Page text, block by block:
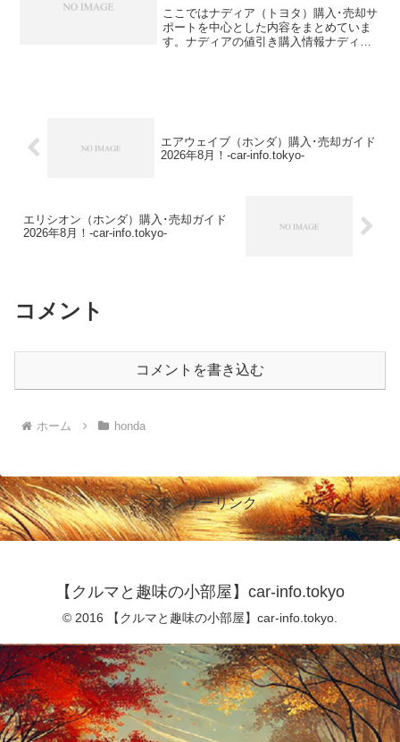
ここではナディア（トヨタ）購入･売却サ
ポートを中心とした内容をまとめていま
す。ナディアの値引き購入情報ナディア
エアウェイブ（ホンダ）購入･売却ガイド
2026年8月！-car-info.tokyo-
エリシオン（ホンダ）購入･売却ガイド
2026年8月！-car-info.tokyo-
コメント
コメントを書き込む
ホーム honda
スポンサーリンク
【クルマと趣味の小部屋】car-info.tokyo
© 2016 【クルマと趣味の小部屋】car-info.tokyo.